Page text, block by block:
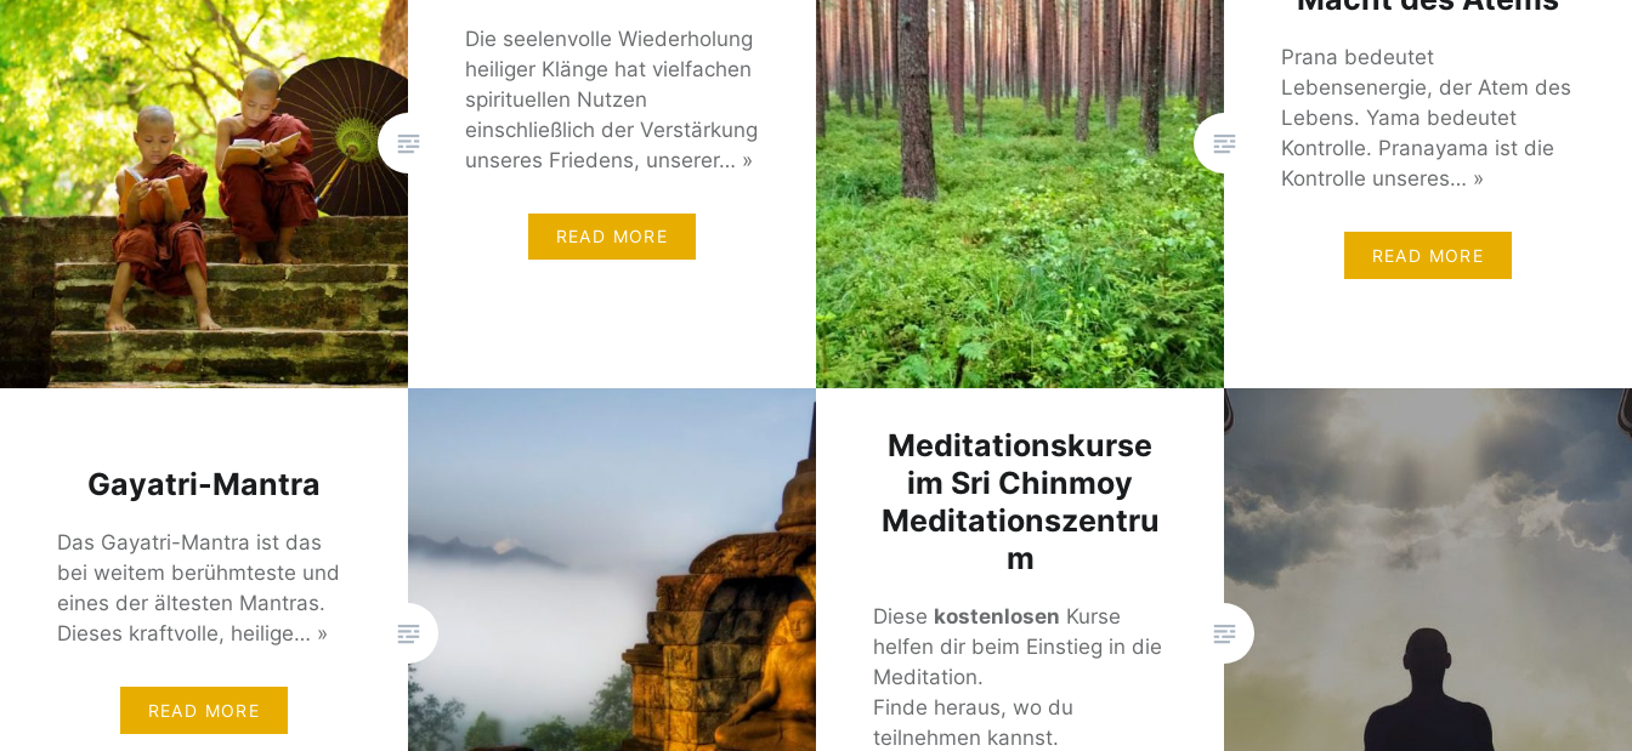
Die seelenvolle Wiederholung
heiliger Klänge hat vielfachen
spirituellen Nutzen
einschließlich der Verstärkung
unseres Friedens, unserer… »
READ MORE
Prana bedeutet
Lebensenergie, der Atem des
Lebens. Yama bedeutet
Kontrolle. Pranayama ist die
Kontrolle unseres… »
READ MORE
Gayatri-Mantra
Das Gayatri-Mantra ist das
bei weitem berühmteste und
eines der ältesten Mantras.
Dieses kraftvolle, heilige… »
READ MORE
Meditationskurse
im Sri Chinmoy
Meditationszentru
m
Diese kostenlosen Kurse
helfen dir beim Einstieg in die
Meditation.
Finde heraus, wo du
teilnehmen kannst.